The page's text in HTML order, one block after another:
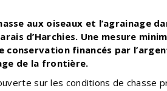
aux oiseaux et l’agrainage
d’Harchies. Une mesure
financés par
de la frontière.
sur les conditions de chasse